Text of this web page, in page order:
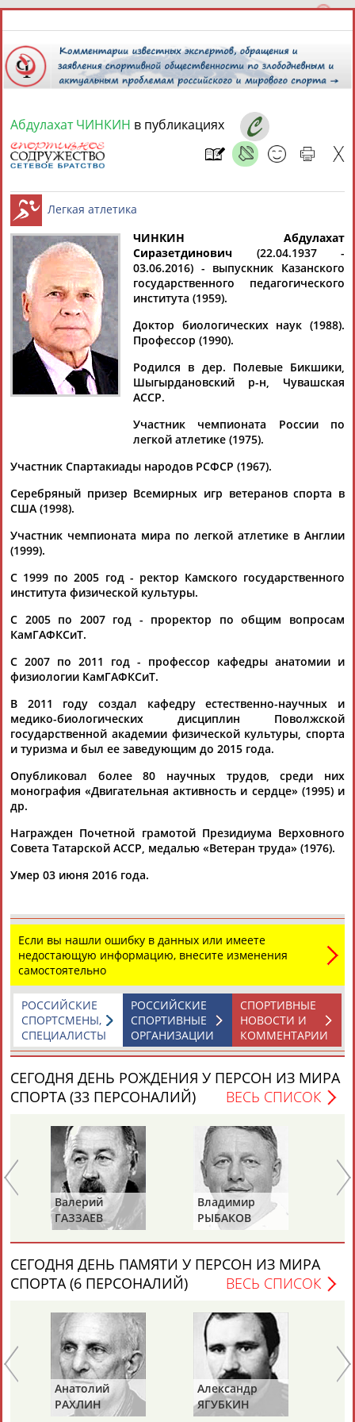
7 августа 2026 года,
СПОРТСМЕНЫ, ТРЕНЕРЫ И СПЕЦИАЛИСТЫ
Найдено: 13181персон Расширенный поиск
Аслаудин
АБАЕВ
Елена
АБАИМОВА
Мария
АБАКУМОВА
Юлия
Тамилла
АБАСОВА
Рамазан
АБАЧАРАЕВ
Ростом
АБАШИДЗЕ
Флюра
АББАТЕ-
БУЛАТОВА
АББЯСОВА
АБДИКАРИМОВААБДРАХМАНОВ
Каримжан
АБДРАХМАНОВ АБДРАХМАНОВА
Андрей
АБДУВАЛИЕВ
Герман
АБДУЛАЕВ
Рамазан
АБДУЛАЕВ
Тагир
АБДУЛАЕВ
Камиль
Загалав
Камалудин
АБДУЛДАУДОВ
Абдула
АБДУЛЖАЛИЛОВ
Магомед
АБДУЛКАГИРОВ
Назир
АБДУЛЛАЕВ
24 персон из 13181
ЕЩЁ ПЕРСОНЫ
ТАБЛО АКТИВНОСТИ
ЦЕЛИ ПРОЕКТА КОНТАКТЫ НАШИ КНОПКИ РЕКЛАМА
Вопросы сотрудничества и совместной деятельностиinform@infosport.ru
Стадион, 1998-2026
Адресов в новостной рассылке: 996
Подпишись
Абдулахат ЧИНКИН в публикациях
Легкая атлетика
ЧИНКИН Абдулахат
Сиразетдинович (22.04.1937 -
03.06.2016) - выпускник Казанского
государственного педагогического
института (1959).
Доктор биологических наук (1988).
Профессор (1990).
Родился в дер. Полевые Бикшики,
Шыгырдановский р-н, Чувашская
АССР.
Участник чемпионата России по
легкой атлетике (1975).
Участник Спартакиады народов РСФСР (1967).
Серебряный призер Всемирных игр ветеранов спорта в
США (1998).
Участник чемпионата мира по легкой атлетике в Англии
(1999).
С 1999 по 2005 год - ректор Камского государственного
института физической культуры.
С 2005 по 2007 год - проректор по общим вопросам
КамГАФКСиТ.
С 2007 по 2011 год - профессор кафедры анатомии и
физиологии КамГАФКСиТ.
В 2011 году создал кафедру естественно-научных и
медико-биологических дисциплин Поволжской
государственной академии физической культуры, спорта
и туризма и был ее заведующим до 2015 года.
Опубликовал более 80 научных трудов, среди них
монография «Двигательная активность и сердце» (1995) и
др.
Награжден Почетной грамотой Президиума Верховного
Совета Татарской АССР, медалью «Ветеран труда» (1976).
Умер 03 июня 2016 года.
Если вы нашли ошибку в данных или имеете
недостающую информацию, внесите изменения
самостоятельно
СПОРТИВНЫЕ
НОВОСТИ И
КОММЕНТАРИИ
РОССИЙСКИЕ
СПОРТИВНЫЕ
ОРГАНИЗАЦИИ
РОССИЙСКИЕ
СПОРТСМЕНЫ,
СПЕЦИАЛИСТЫ
СЕГОДНЯ ДЕНЬ РОЖДЕНИЯ У ПЕРСОН ИЗ МИРА
СПОРТА (33 ПЕРСОНАЛИЙ)
ВЕСЬ СПИСОК
Валерий
ГАЗЗАЕВ
Владимир
РЫБАКОВ
СЕГОДНЯ ДЕНЬ ПАМЯТИ У ПЕРСОН ИЗ МИРА
СПОРТА (6 ПЕРСОНАЛИЙ)
ВЕСЬ СПИСОК
Анатолий
РАХЛИН
Александр
ЯГУБКИН